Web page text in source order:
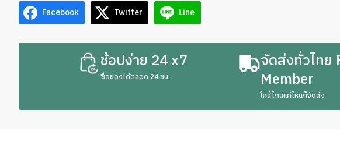
Facebook Twitter Line
ช้อปง่าย 24 x7
ซื้อของได้ตลอด 24 ชม.
จัดส่งทั่วไทย
Member
ใกล้ไกลแค่ไหนก็จัดส่ง